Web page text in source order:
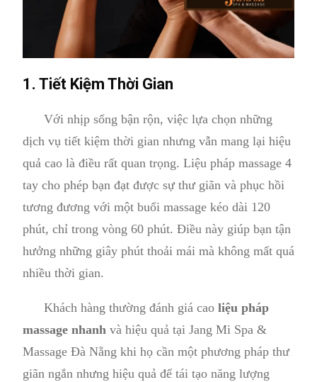
1. Tiết Kiệm Thời Gian
Với nhịp sống bận rộn, việc lựa chọn những
dịch vụ tiết kiệm thời gian nhưng vẫn mang lại hiệu
quả cao là điều rất quan trọng. Liệu pháp massage 4
tay cho phép bạn đạt được sự thư giãn và phục hồi
tương đương với một buổi massage kéo dài 120
phút, chỉ trong vòng 60 phút. Điều này giúp bạn tận
hưởng những giây phút thoải mái mà không mất quá
nhiều thời gian.
Khách hàng thường đánh giá cao liệu pháp
massage nhanh và hiệu quả tại Jang Mi Spa &
Massage Đà Nẵng khi họ cần một phương pháp thư
giãn ngắn nhưng hiệu quả để tái tạo năng lượng